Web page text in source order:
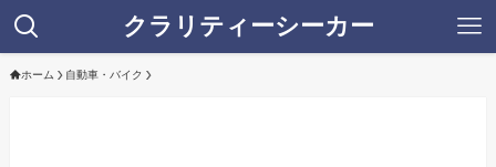
クラリティーシーカー
ホーム 自動車・バイク